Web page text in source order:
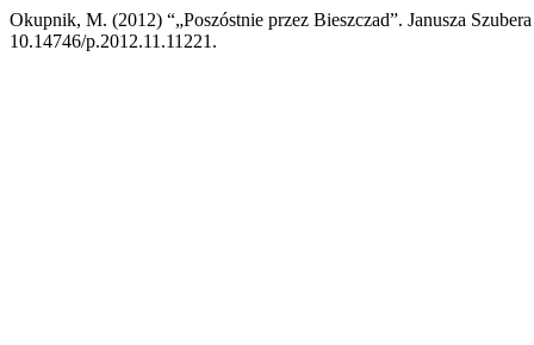
Okupnik, M. (2012) “„Poszóstnie przez Bieszczad”. Janusza
10.14746/p.2012.11.11221.